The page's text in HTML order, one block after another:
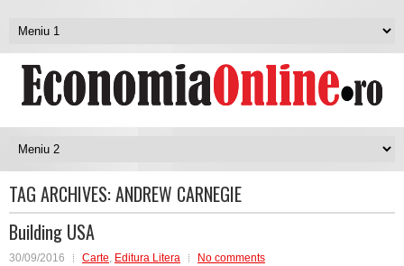
TAG ARCHIVES:ANDREW CARNEGIE
Building USA
30/09/2016 Carte, Editura Litera No comments